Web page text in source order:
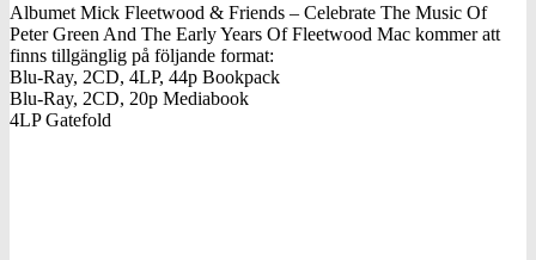
Albumet Mick Fleetwood & Friends – Celebrate The Music Of
Peter Green And The Early Years Of Fleetwood Mac kommer att
finns tillgänglig på följande format:
Blu-Ray, 2CD, 4LP, 44p Bookpack
Blu-Ray, 2CD, 20p Mediabook
4LP Gatefold